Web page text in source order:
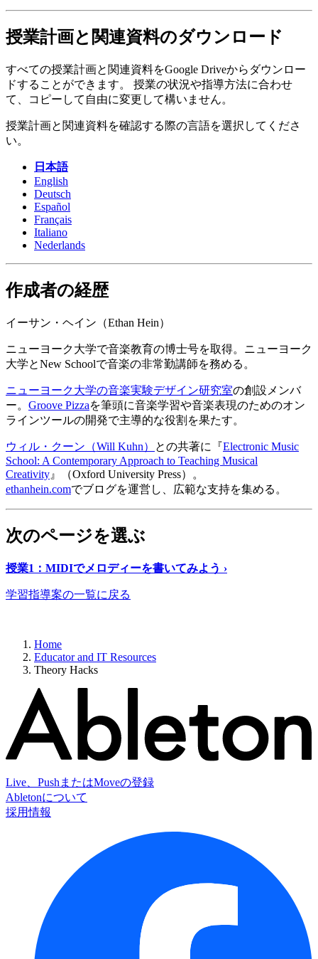
授業計画と関連資料のダウンロード
すべての授業計画と関連資料をGoogle Driveからダウンロー
ドすることができます。 授業の状況や指導方法に合わせ
て、コピーして自由に変更して構いません。
授業計画と関連資料を確認する際の言語を選択してくださ
い。
日本語
English
Deutsch
Español
Français
Italiano
Nederlands
作成者の経歴
イーサン・ヘイン（Ethan Hein）
ニューヨーク大学で音楽教育の博士号を取得。ニューヨーク
大学とNew Schoolで音楽の非常勤講師を務める。
ニューヨーク大学の音楽実験デザイン研究室の創設メンバ
ー。 Groove Pizzaを筆頭に音楽学習や音楽表現のためのオン
ラインツールの開発で主導的な役割を果たす。
ウィル・クーン（Will Kuhn） との共著に『Electronic Music
School: A Contemporary Approach to Teaching Musical
Creativity 』（Oxford University Press）。
ethanhein.comでブログを運営し、広範な支持を集める。
次のページを選ぶ
授業1：MIDIでメロディーを書いてみよう ›
学習指導案の一覧に戻る
Home
Educator and IT Resources
Theory Hacks
Live、PushまたはMoveの登録
Abletonについて
採用情報